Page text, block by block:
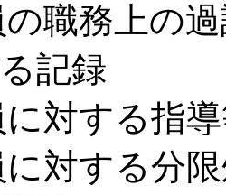
職務上の過
記録
対する指導
対する分限